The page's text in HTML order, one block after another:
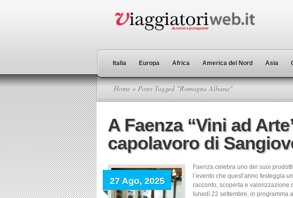
Italia Europa Africa America del Nord Asia
Home » Posts Tagged "Romagna Albana"
A Faenza “Vini ad
capolavoro di
27 Ago, 2025
Faenza celebra uno dei suoi
l’evento che quest’anno festeggia
racconto, scoperta e valorizzazione
lunedì 22 settembre, in programma